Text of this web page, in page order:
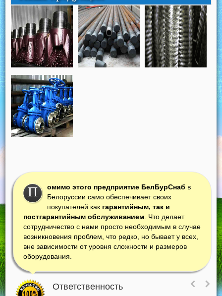
П омимо этого предприятие БелБурСнаб в
Белоруссии само обеспечивает своих
покупателей как гарантийным, так и
постгарантийным обслуживанием. Что делает
сотрудничество с нами просто необходимым в случае
возникновения проблем, что редко, но бывает у всех,
вне зависимости от уровня сложности и размеров
оборудования.
Ответственность